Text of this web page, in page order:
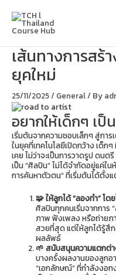
content
เส้นทางการสร้
ยุคใหม่
25/11/2025/ General/ By
อยากให้เด็กๆ เป็
เริ่มต้นจากความชอบเล็กๆ สู่กา
ในยุคที่เทคโนโลยีเปิดกว้าง เด็
เคย ไม่ว่าจะเป็นการวาดรูป ดน
เป็น “ศิลปิน” ไม่ได้จำกัดอยู่แค่ใ
การค้นหาตัวตน” ที่เริ่มต้นได้ตั้ง
🧩 ให้ลูกได้ “ลองทำ” โ
ศิลปินทุกคนเริ่มจากการ
ภาพ ฟังเพลง หรือถ่าย
สวยที่สุด แต่ให้ลูกได้รู้สึก
ผลลัพธ์
🌱 สนับสนุนความแตกต่
บางครั้งผลงานของลูกอ
“เอกลักษณ์” ที่กำลังงอก